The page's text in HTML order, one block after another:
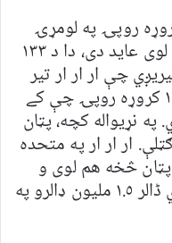
حال کې چې د پټان ٥٧ کروړه روپۍ په لومړۍ
ورځ کې د هندي فلم لپاره ترټولو لوی عاید دی، دا د ١٣٣
چې ار ار ار تیر
کال وړاندې کړي، او همدارنګه ١١٦ کروړه روپۍ چې کے
په نړیواله کچه، پټان
روپۍ ګټلې. ار ار ار په متحده
پټان څخه هم لوی و
چیرې چې دا د پټان د راپور شوي ڈالر ١.٥ ملیون ډالرو په